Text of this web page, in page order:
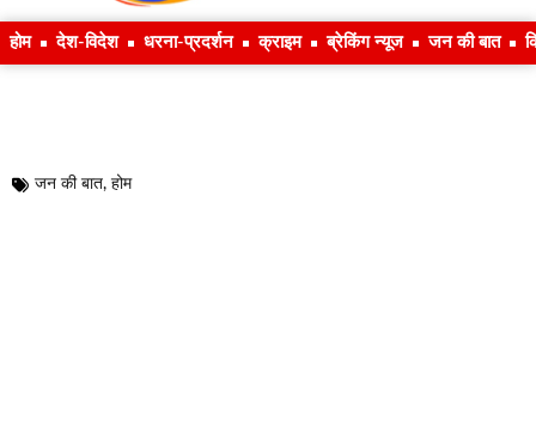
होम देश-विदेश धरना-प्रदर्शन क्राइम ब्रेकिंग न्यूज जन की बात
जन की बात, होम